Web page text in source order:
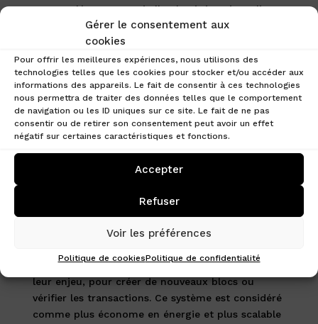
Gérer le consentement aux
cookies
Pour offrir les meilleures expériences, nous utilisons des
technologies telles que les cookies pour stocker et/ou accéder aux
informations des appareils. Le fait de consentir à ces technologies
nous permettra de traiter des données telles que le comportement
de navigation ou les ID uniques sur ce site. Le fait de ne pas
consentir ou de retirer son consentement peut avoir un effet
négatif sur certaines caractéristiques et fonctions.
Accepter
Refuser
Voir les préférences
Politique de cookiesPolitique de confidentialité
est annulée, comme si elle n'avait jamais eu lieu.
Les prêts flash sont souvent utilisés pour
exploiter des opportunités d'arbitrage ou pour
exécuter des transactions complexes sur les
marchés DeFi.
Proof of Stake (PoS)
Le "Proof of Stake" (Preuve d'Enjeu) est un
mécanisme de consensus utilisé dans certaines
blockchains. Contrairement au "Proof of Work"
(Preuve de Travail), où la validation des
sont basées sur la puissance de calcul, le Proof of
Stake dépend de la quantité de cryptomonnaie
qu'un utilisateur détient et met en jeu (stake)
souvent de manière aléatoire mais pondérée par
leur enjeu, pour créer de nouveaux blocs ou
vérifier les transactions. Ce système est considéré
comme plus économe en énergie et plus scalable